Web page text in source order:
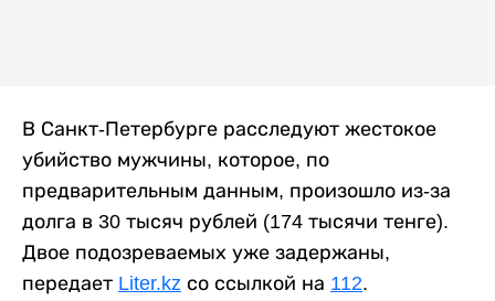
В Санкт-Петербурге расследуют жестокое
убийство мужчины, которое, по
предварительным данным, произошло из-за
долга в 30 тысяч рублей (174 тысячи тенге).
Двое подозреваемых уже задержаны,
передает Liter.kz со ссылкой на 112.